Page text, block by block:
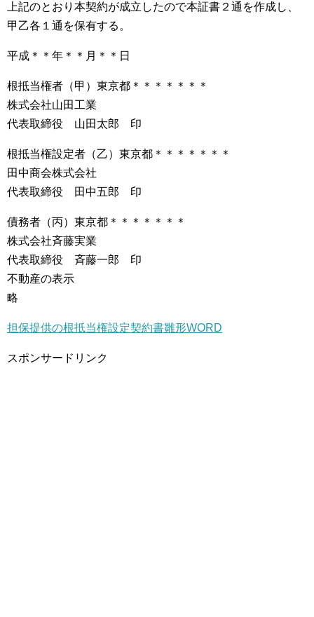
上記のとおり本契約が成立したので本証書２通を作成し、
甲乙各１通を保有する。
平成＊＊年＊＊月＊＊日
根抵当権者（甲）東京都＊＊＊＊＊＊＊
株式会社山田工業
代表取締役 山田太郎 印
根抵当権設定者（乙）東京都＊＊＊＊＊＊＊
田中商会株式会社
代表取締役 田中五郎 印
債務者（丙）東京都＊＊＊＊＊＊＊
株式会社斉藤実業
代表取締役 斉藤一郎 印
不動産の表示
略
担保提供の根抵当権設定契約書雛形WORD
スポンサードリンク